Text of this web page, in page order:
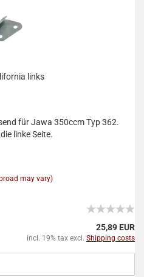
links
für Jawa 350ccm Typ 362.
linke Seite.
may vary)
25,89 EUR
incl. 19% tax excl. Shipping costs